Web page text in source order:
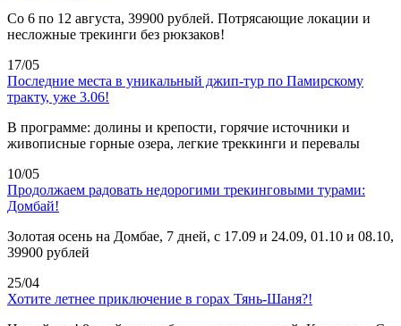
Со 6 по 12 августа, 39900 рублей. Потрясающие локации и
несложные трекинги без рюкзаков!
17/05
Последние места в уникальный джип-тур по Памирскому
тракту, уже 3.06!
В программе: долины и крепости, горячие источники и
живописные горные озера, легкие треккинги и перевалы
10/05
Продолжаем радовать недорогими трекинговыми турами:
Домбай!
Золотая осень на Домбае, 7 дней, с 17.09 и 24.09, 01.10 и 08.10,
39900 рублей
25/04
Хотите летнее приключение в горах Тянь-Шаня?!